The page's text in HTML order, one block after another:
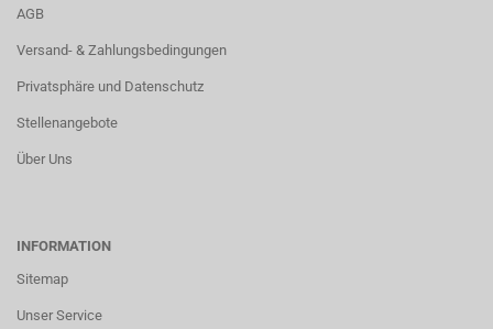
AGB
Versand- & Zahlungsbedingungen
Privatsphäre und Datenschutz
Stellenangebote
Über Uns
INFORMATION
Sitemap
Unser Service